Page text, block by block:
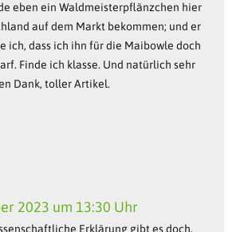
eben ein Waldmeisterpflänzchen hier
auf dem Markt bekommen; und er
ich, dass ich ihn für die Maibowle doch
Finde ich klasse. Und natürlich sehr
Dank, toller Artikel.
2023 um 13:30 Uhr
Erklärung gibt es doch.